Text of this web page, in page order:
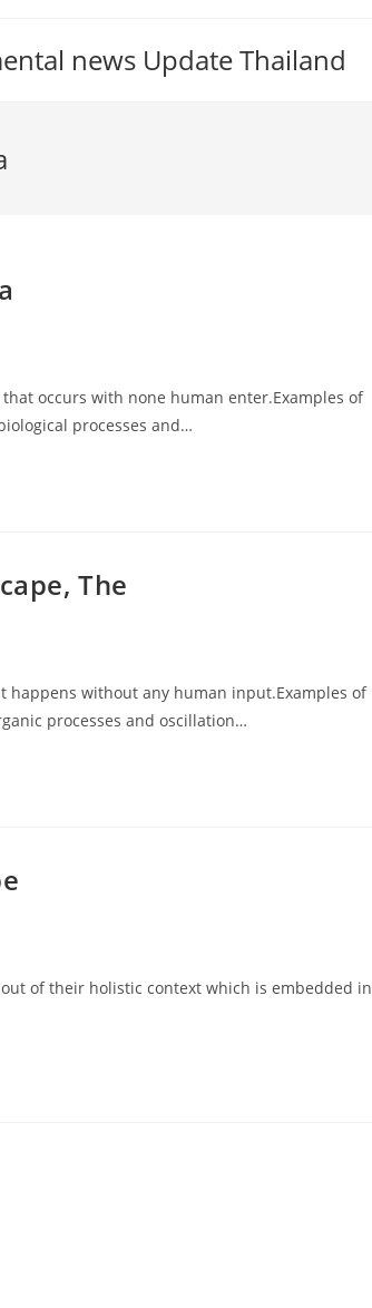
news Update Thailand
occurs with none human enter.Examples of
processes and…
The
happens without any human input.Examples of
processes and oscillation…
of their holistic context which is embedded in